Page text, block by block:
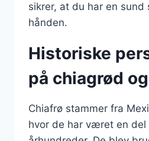
sikrer, at du har en sund
hånden.
Historiske
på chiagrød
Chiafrø stammer fra
hvor de har været en del